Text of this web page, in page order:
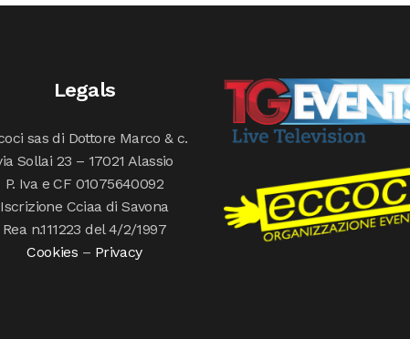
Legals
sas di Dottore Marco & c.
Sollai 23 – 17021 Alassio
P. Iva e CF 01075640092
Iscrizione Cciaa di Savona
Rea n.111223 del 4/2/1997
Cookies – Privacy